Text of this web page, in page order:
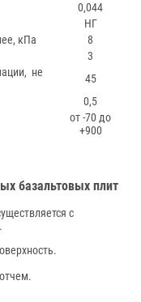
0,044
НГ
кПа
8
3
не
45
0,5
от -70 до
+900
базальтовых плит
с